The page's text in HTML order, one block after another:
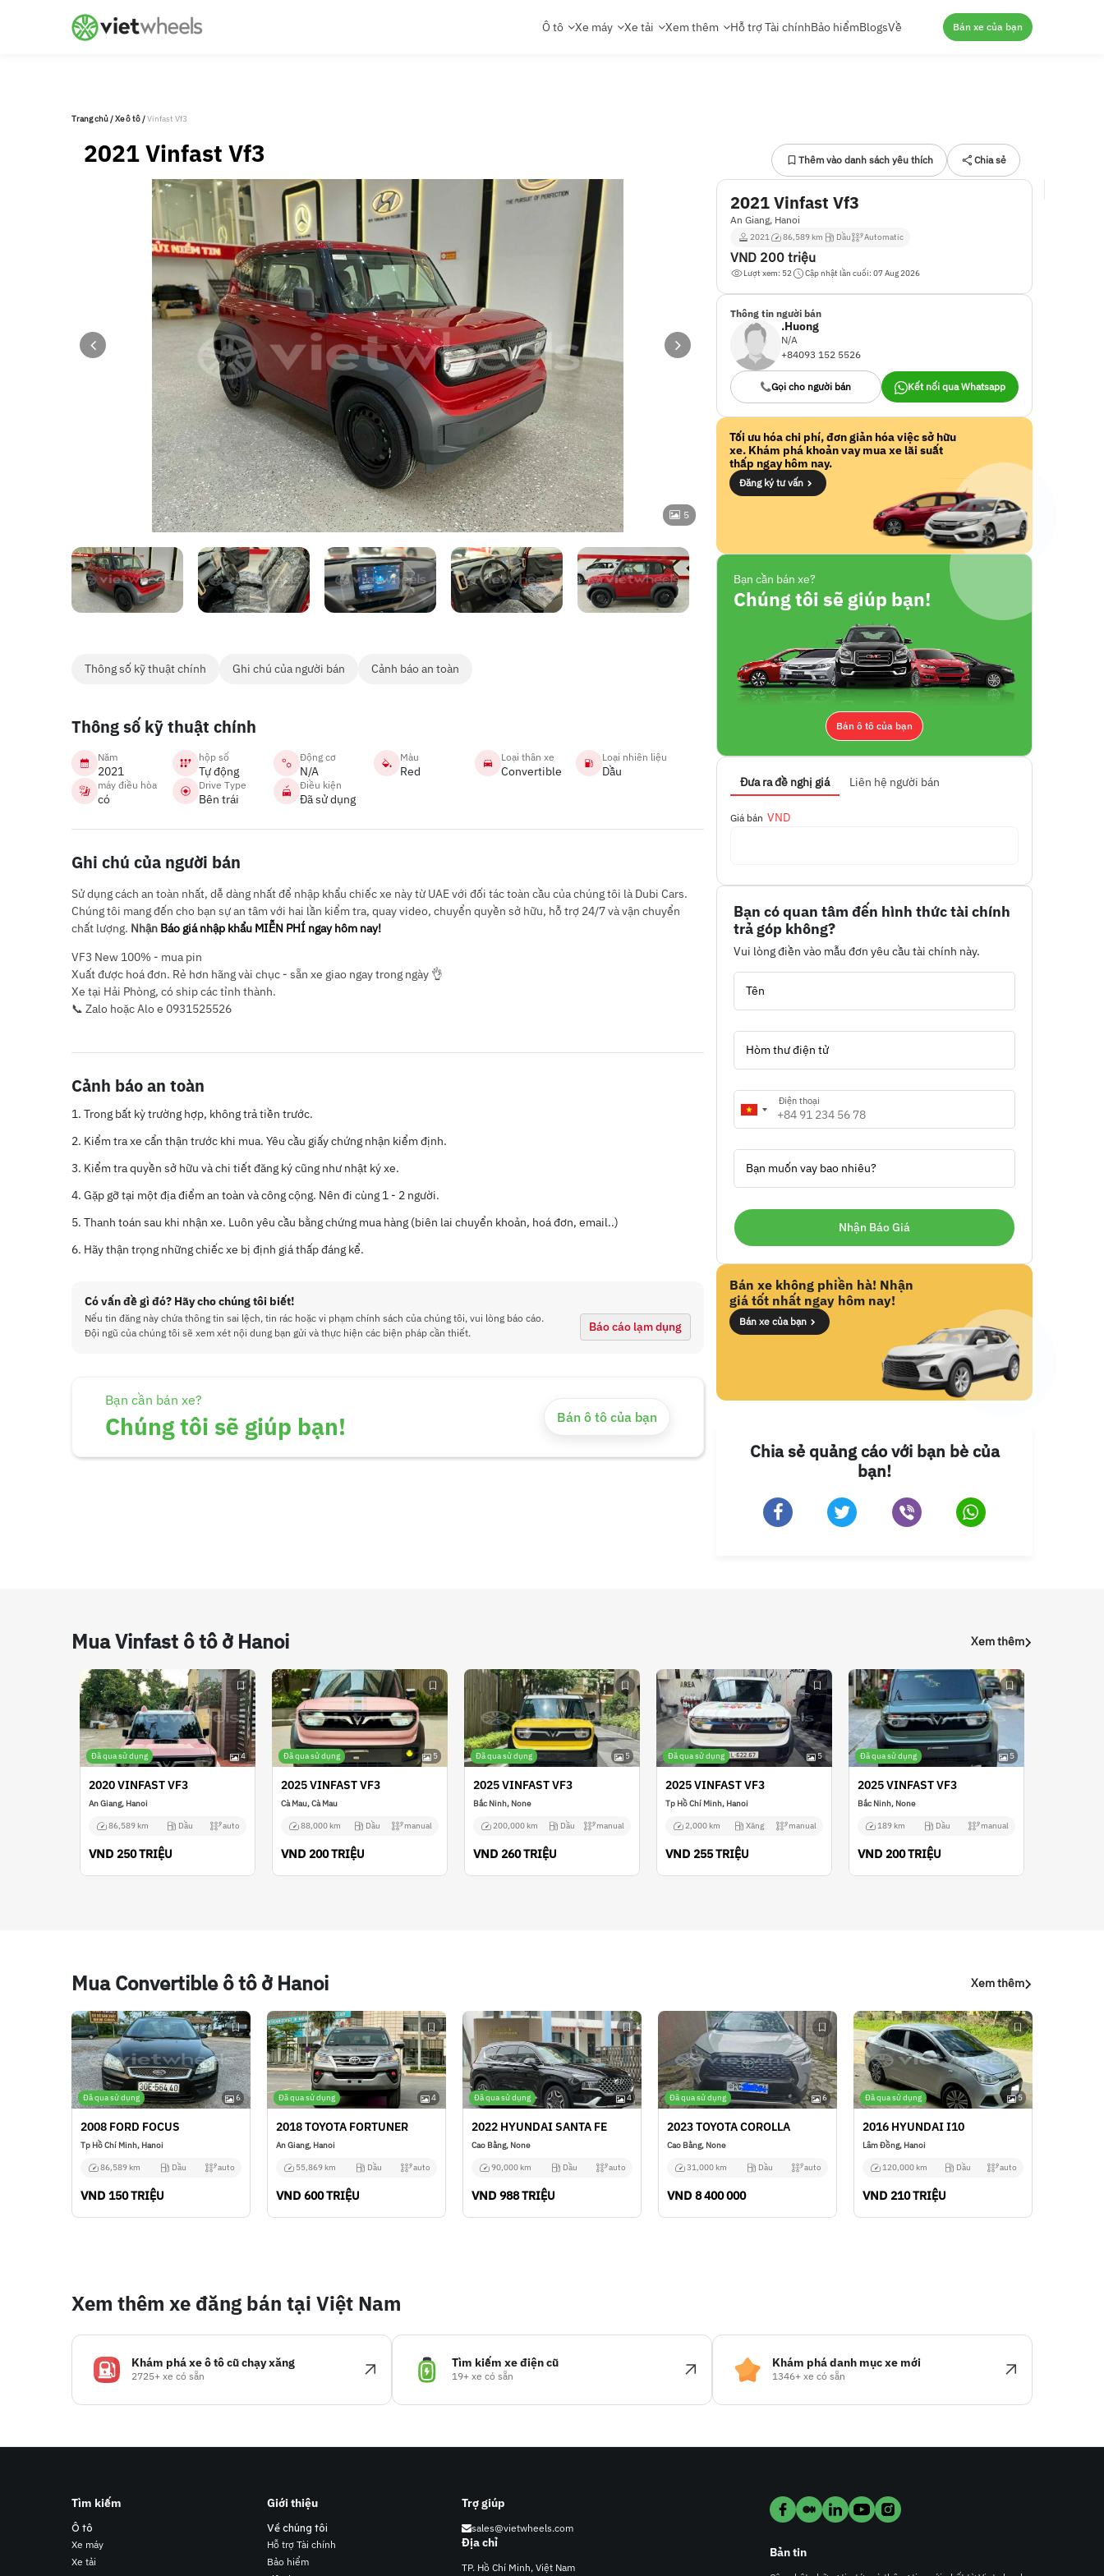
Ô tô
Xe máy Xe tải Xem thêm Hỗ trợ Tài chínhBảo hiểmBlogsVề Bán xe của bạn
Trang chủ/Xe ô tô/Vinfast Vf3
2021 Vinfast Vf3 Thêm vào danh sách yêu thích Chia sẻ
5
Thông số kỹ thuật chính Ghi chú của người bán Cảnh báo an toàn
Thông số kỹ thuật chính
Năm
2021
hộp số
Tự động
Động cơ
N/A
Màu
Red
Loại thân xe
Convertible
Loại nhiên liệu
Dầu
máy điều hòa
có
Drive Type
Bên trái
Điều kiện
Đã sử dụng
Ghi chú của người bán
Sử dụng cách an toàn nhất, dễ dàng nhất để nhập khẩu chiếc xe này từ UAE với đối tác toàn cầu của chúng tôi là Dubi Cars.
Chúng tôi mang đến cho bạn sự an tâm với hai lần kiểm tra, quay video, chuyển quyền sở hữu, hỗ trợ 24/7 và vận chuyển
chất lượng. Nhận Báo giá nhập khẩu MIỄN PHÍ ngay hôm nay!
VF3 New 100% - mua pin
Xuất được hoá đơn. Rẻ hơn hãng vài chục - sẵn xe giao ngay trong ngày 👌
Xe tại Hải Phòng, có ship các tỉnh thành.
📞 Zalo hoặc Alo e 0931525526
Cảnh báo an toàn
Trong bất kỳ trường hợp, không trả tiền trước.
Kiểm tra xe cẩn thận trước khi mua. Yêu cầu giấy chứng nhận kiểm định.
Kiểm tra quyền sở hữu và chi tiết đăng ký cũng như nhật ký xe.
Gặp gỡ tại một địa điểm an toàn và công cộng. Nên đi cùng 1 - 2 người.
Thanh toán sau khi nhận xe. Luôn yêu cầu bằng chứng mua hàng (biên lai chuyển khoản, hoá đơn, email..)
Hãy thận trọng những chiếc xe bị định giá thấp đáng kể.
Có vấn đề gì đó? Hãy cho chúng tôi biết!
Nếu tin đăng này chứa thông tin sai lệch, tin rác hoặc vi phạm chính sách của chúng tôi, vui lòng báo cáo.
Đội ngũ của chúng tôi sẽ xem xét nội dung bạn gửi và thực hiện các biện pháp cần thiết.
Báo cáo lạm dụng
Bạn cần bán xe?
Chúng tôi sẽ giúp bạn! Bán ô tô của bạn
2021 Vinfast Vf3
An Giang, Hanoi
2021 86,589 km Dầu Automatic
VND 200 triệu
Lượt xem: 52 Cập nhật lần cuối: 07 Aug 2026
Thông tin người bán
.Huong
N/A
+84093 152 5526
Gọi cho người bán Kết nối qua Whatsapp
Tối ưu hóa chi phí, đơn giản hóa việc sở hữu
xe. Khám phá khoản vay mua xe lãi suất
thấp ngay hôm nay.
Đăng ký tư vấn
Bạn cần bán xe?
Chúng tôi sẽ giúp bạn!
Bán ô tô của bạn
Đưa ra đề nghị giá Liên hệ người bán
Giá bán VND
Bạn có quan tâm đến hình thức tài chính
trả góp không?
Vui lòng điền vào mẫu đơn yêu cầu tài chính này.
Tên
Hòm thư điện tử
Điện thoại
Bạn muốn vay bao nhiêu?
Bán xe không phiền hà! Nhận
giá tốt nhất ngay hôm nay!
Bán xe của bạn
Chia sẻ quảng cáo với bạn bè của
bạn!
Mua Vinfast ô tô ở Hanoi Xem thêm
Đã qua sử dụng 4
2020 VINFAST VF3
An Giang, Hanoi
86,589 km Dầu auto
VND 250 TRIỆU
Đã qua sử dụng 5
2025 VINFAST VF3
Cà Mau, Cà Mau
88,000 km Dầu manual
VND 200 TRIỆU
Đã qua sử dụng 5
2025 VINFAST VF3
Bắc Ninh, None
200,000 km Dầu manual
VND 260 TRIỆU
Đã qua sử dụng 5
2025 VINFAST VF3
Tp Hồ Chí Minh, Hanoi
2,000 km Xăng manual
VND 255 TRIỆU
Đã qua sử dụng 5
2025 VINFAST VF3
Bắc Ninh, None
189 km Dầu manual
VND 200 TRIỆU
Mua Convertible ô tô ở Hanoi Xem thêm
Đã qua sử dụng 6
2008 FORD FOCUS
Tp Hồ Chí Minh, Hanoi
86,589 km Dầu auto
VND 150 TRIỆU
Đã qua sử dụng 4
2018 TOYOTA FORTUNER
An Giang, Hanoi
55,869 km Dầu auto
VND 600 TRIỆU
Đã qua sử dụng 4
2022 HYUNDAI SANTA FE
Cao Bằng, None
90,000 km Dầu auto
VND 988 TRIỆU
Đã qua sử dụng 6
2023 TOYOTA COROLLA
Cao Bằng, None
31,000 km Dầu auto
VND 8 400 000
Đã qua sử dụng 5
2016 HYUNDAI I10
Lâm Đồng, Hanoi
120,000 km Dầu auto
VND 210 TRIỆU
Xem thêm xe đăng bán tại Việt Nam
Khám phá xe ô tô cũ chạy xăng
2725+ xe có sẵn
Tìm kiếm xe điện cũ
19+ xe có sẵn
Khám phá danh mục xe mới
1346+ xe có sẵn
Tìm kiếm
Ô tô
Xe máy
Xe tải
Giới thiệu
Về chúng tôi
Hỗ trợ Tài chính
Bảo hiểm
Địa chỉ
TP. Hồ Chí Minh, Việt Nam
Trợ giúp
sales@vietwheels.com
Bản tin